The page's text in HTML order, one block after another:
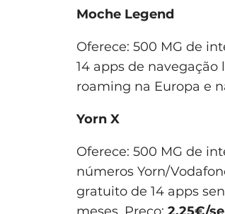
Moche Legend
Oferece: 500 MG de
14 apps de
roaming na Europa e
Yorn X
Oferece: 500 MG de
números Yorn/
gratuito de 14 apps